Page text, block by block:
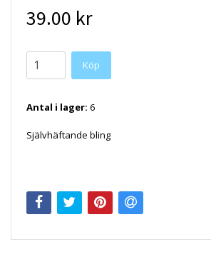
39.00 kr
Antal i lager: 6
Självhäftande bling